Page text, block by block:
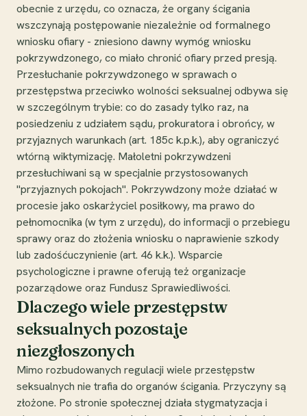
obecnie z urzędu, co oznacza, że organy ścigania
wszczynają postępowanie niezależnie od formalnego
wniosku ofiary - zniesiono dawny wymóg wniosku
pokrzywdzonego, co miało chronić ofiary przed presją.
Przesłuchanie pokrzywdzonego w sprawach o
przestępstwa przeciwko wolności seksualnej odbywa się
w szczególnym trybie: co do zasady tylko raz, na
posiedzeniu z udziałem sądu, prokuratora i obrońcy, w
przyjaznych warunkach (art. 185c k.p.k.), aby ograniczyć
wtórną wiktymizację. Małoletni pokrzywdzeni
przesłuchiwani są w specjalnie przystosowanych
"przyjaznych pokojach". Pokrzywdzony może działać w
procesie jako oskarżyciel posiłkowy, ma prawo do
pełnomocnika (w tym z urzędu), do informacji o przebiegu
sprawy oraz do złożenia wniosku o naprawienie szkody
lub zadośćuczynienie (art. 46 k.k.). Wsparcie
psychologiczne i prawne oferują też organizacje
pozarządowe oraz Fundusz Sprawiedliwości.
Dlaczego wiele przestępstw
seksualnych pozostaje
niezgłoszonych
Mimo rozbudowanych regulacji wiele przestępstw
seksualnych nie trafia do organów ścigania. Przyczyny są
złożone. Po stronie społecznej działa stygmatyzacja i